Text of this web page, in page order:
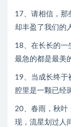
17、请相信，那
却丰盈了我们的
18、在长长的一
最急的都是最美
19、当成长终于
腔里是一颗已经
20、春雨，秋叶
现，流星划过人